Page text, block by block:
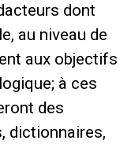
dont
au niveau de
aux objectifs
à ces
des
dictionnaires,